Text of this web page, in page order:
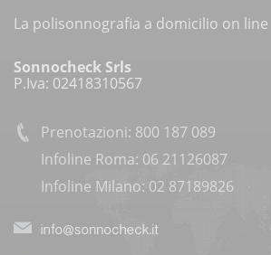
La polisonnografia a domicilio on line
Sonnocheck Srls
P.Iva: 02418310567
Prenotazioni: 800 187 089
Infoline Roma: 06 21126087
Infoline Milano: 02 87189826